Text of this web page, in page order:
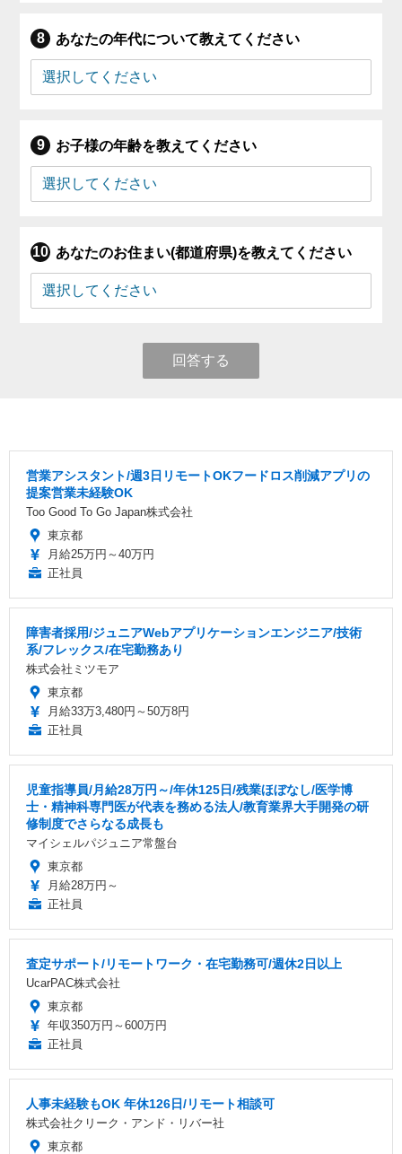
あなたの年代について教えてください
お子様の年齢を教えてください
あなたのお住まい(都道府県)を教えてください
回答する
営業アシスタント/週3日リモートOKフードロス削減アプリの
提案営業未経験OK
Too Good To Go Japan株式会社
東京都
月給25万円～40万円
正社員
障害者採用/ジュニアWebアプリケーションエンジニア/技術
系/フレックス/在宅勤務あり
株式会社ミツモア
東京都
月給33万3,480円～50万8円
正社員
児童指導員/月給28万円～/年休125日/残業ほぼなし/医学博
士・精神科専門医が代表を務める法人/教育業界大手開発の研
修制度でさらなる成長も
マイシェルパジュニア常盤台
東京都
月給28万円～
正社員
査定サポート/リモートワーク・在宅勤務可/週休2日以上
UcarPAC株式会社
東京都
年収350万円～600万円
正社員
人事未経験もOK 年休126日/リモート相談可
株式会社クリーク・アンド・リバー社
東京都